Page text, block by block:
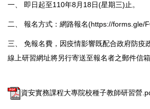
一、 即日起至110年8月18日(星期三)止。
二、 報名方式：網路報名(https://forms.gle/
三、 免報名費，因疫情影響既配合政府防疫
線上研習網址將另行寄送至報名者之郵件信箱
資安實務課程大專院校種子教師研習營